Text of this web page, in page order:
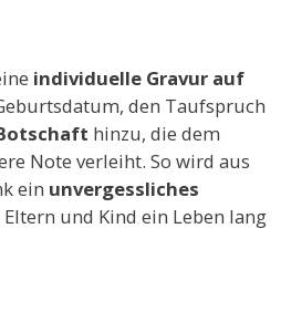
individuelle Gravur auf
den Taufspruch
hinzu, die dem
Note verleiht. So wird aus
ein unvergessliches
Eltern und Kind ein Leben lang